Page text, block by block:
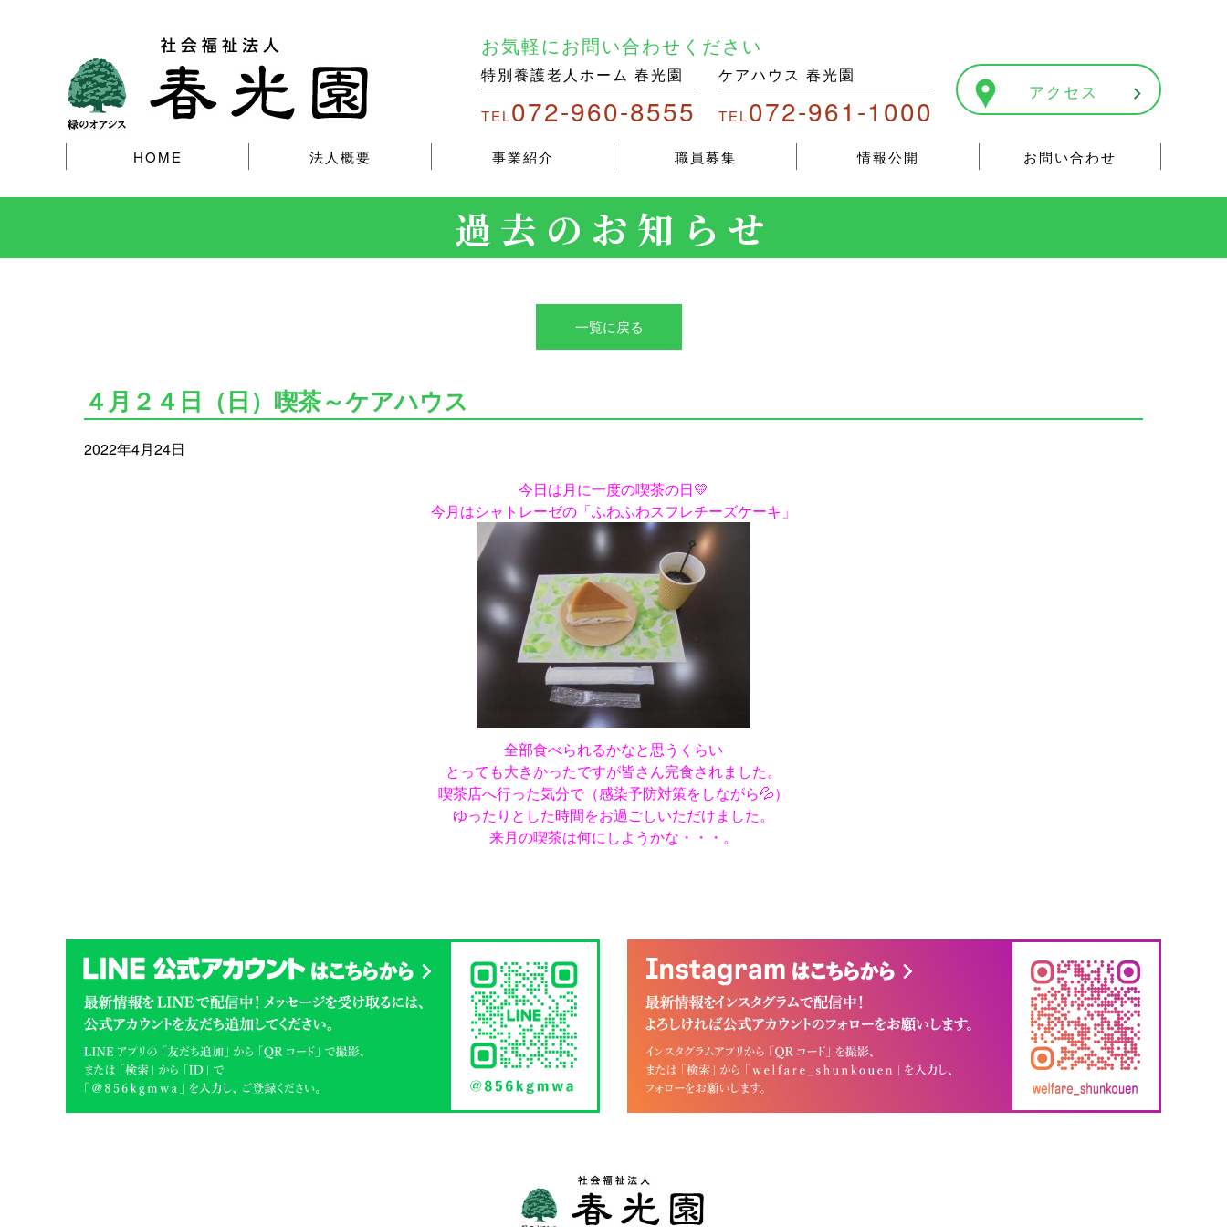
お気軽にお問い合わせください
特別養護老人ホーム 春光園
TEL072-960-8555
ケアハウス 春光園
TEL072-961-1000
アクセス
HOME 法人概要 事業紹介 職員募集 情報公開 お問い合わせ
過去のお知らせ
一覧に戻る
４月２４日（日）喫茶～ケアハウス
2022年4月24日
今日は月に一度の喫茶の日💛
今月はシャトレーゼの「ふわふわスフレチーズケーキ」
全部食べられるかなと思うくらい
とっても大きかったですが皆さん完食されました。
喫茶店へ行った気分で（感染予防対策をしながら💦）
ゆったりとした時間をお過ごしいただけました。
来月の喫茶は何にしようかな・・・。